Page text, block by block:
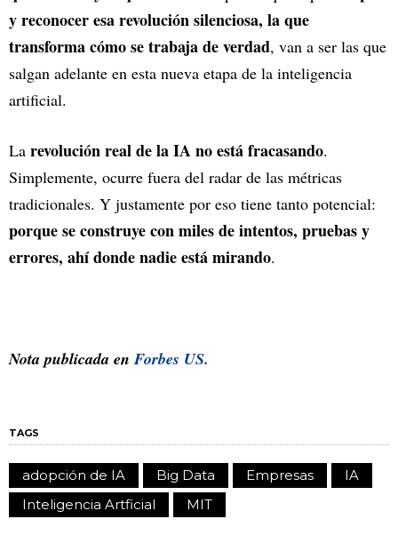
y reconocer esa revolución silenciosa, la que
transforma cómo se trabaja de verdad, van a ser las que
salgan adelante en esta nueva etapa de la inteligencia
artificial.
La revolución real de la IA no está fracasando.
Simplemente, ocurre fuera del radar de las métricas
tradicionales. Y justamente por eso tiene tanto potencial:
porque se construye con miles de intentos, pruebas y
errores, ahí donde nadie está mirando.
Nota publicada enForbes US.
TAGS
adopción de IA Big Data Empresas
IA
Inteligencia Artficial
MIT